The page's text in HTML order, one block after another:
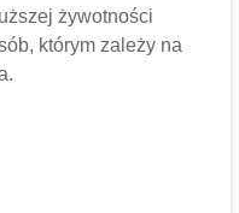
żywotności
którym zależy na